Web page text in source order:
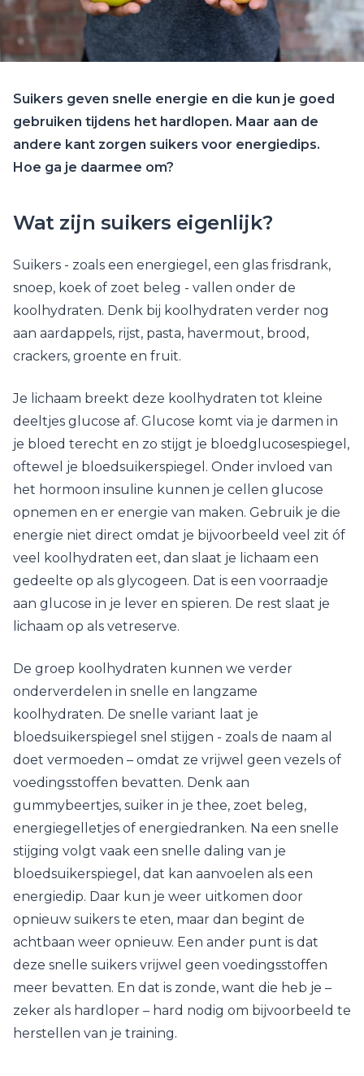
Suikers geven snelle energie en die kun je goed
gebruiken tijdens het hardlopen. Maar aan de
andere kant zorgen suikers voor energiedips.
Hoe ga je daarmee om?
Wat zijn suikers eigenlijk?
Suikers - zoals een energiegel, een glas frisdrank,
snoep, koek of zoet beleg - vallen onder de
koolhydraten. Denk bij koolhydraten verder nog
aan aardappels, rijst, pasta, havermout, brood,
crackers, groente en fruit.
Je lichaam breekt deze koolhydraten tot kleine
deeltjes glucose af. Glucose komt via je darmen in
je bloed terecht en zo stijgt je bloedglucosespiegel,
oftewel je bloedsuikerspiegel. Onder invloed van
het hormoon insuline kunnen je cellen glucose
opnemen en er energie van maken. Gebruik je die
energie niet direct omdat je bijvoorbeeld veel zit óf
veel koolhydraten eet, dan slaat je lichaam een
gedeelte op als glycogeen. Dat is een voorraadje
aan glucose in je lever en spieren. De rest slaat je
lichaam op als vetreserve.
De groep koolhydraten kunnen we verder
onderverdelen in snelle en langzame
koolhydraten. De snelle variant laat je
bloedsuikerspiegel snel stijgen - zoals de naam al
doet vermoeden – omdat ze vrijwel geen vezels of
voedingsstoffen bevatten. Denk aan
gummybeertjes, suiker in je thee, zoet beleg,
energiegelletjes of energiedranken. Na een snelle
stijging volgt vaak een snelle daling van je
bloedsuikerspiegel, dat kan aanvoelen als een
energiedip. Daar kun je weer uitkomen door
opnieuw suikers te eten, maar dan begint de
achtbaan weer opnieuw. Een ander punt is dat
deze snelle suikers vrijwel geen voedingsstoffen
meer bevatten. En dat is zonde, want die heb je –
zeker als hardloper – hard nodig om bijvoorbeeld te
herstellen van je training.